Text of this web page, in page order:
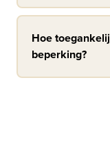
Hoe
beperking?